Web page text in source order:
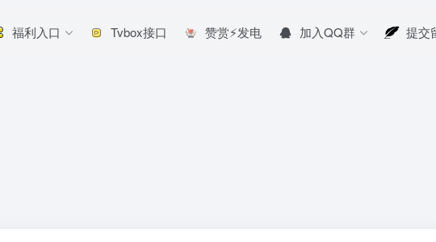
福利入口 Tvbox接口 赞赏⚡发电 加入QQ群 提交